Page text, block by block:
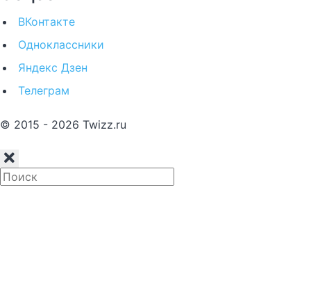
ВКонтакте
Одноклассники
Яндекс Дзен
Телеграм
© 2015 - 2026 Twizz.ru